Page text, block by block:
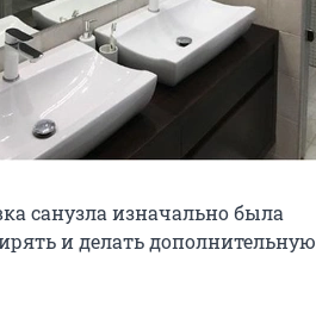
санузла изначально была
и делать дополнительную